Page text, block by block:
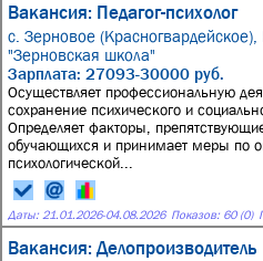
Вакансия: Педагог-психолог
с. Зерновое (Красногвардейское),
"Зерновская школа"
Зарплата: 27093-30000 руб.
Осуществляет профессиональную
сохранение психического и
Определяет факторы,
обучающихся и принимает меры по
психологической...
Даты: 21.01.2026-04.08.2026 Показов: 60 (0)
Вакансия: Делопроизводитель